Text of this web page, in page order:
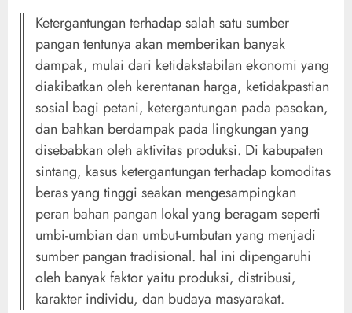
Ketergantungan terhadap salah satu sumber
pangan tentunya akan memberikan banyak
dampak, mulai dari ketidakstabilan ekonomi yang
diakibatkan oleh kerentanan harga, ketidakpastian
sosial bagi petani, ketergantungan pada pasokan,
dan bahkan berdampak pada lingkungan yang
disebabkan oleh aktivitas produksi. Di kabupaten
sintang, kasus ketergantungan terhadap komoditas
beras yang tinggi seakan mengesampingkan
peran bahan pangan lokal yang beragam seperti
umbi-umbian dan umbut-umbutan yang menjadi
sumber pangan tradisional. hal ini dipengaruhi
oleh banyak faktor yaitu produksi, distribusi,
karakter individu, dan budaya masyarakat.